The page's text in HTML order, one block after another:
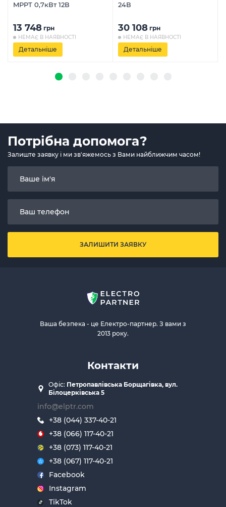
MPPT 0,7кВт 12В
13 748 грн
НЕМАЄ В НАЯВНОСТІ
Детальніше
24В
30 108 грн
НЕМАЄ В НАЯВНОСТІ
Детальніше
Потрібна допомога?
Залиште заявку і ми зв'яжемось з Вами найближчим часом!
ЗАЛИШИТИ ЗАЯВКУ
Ваша безпека - це Електро-партнер. З вами з
2013 року.
Контакти
Офіс: Петропавлівська Борщагівка, вул.
Білоцерківська 5
info@elptr.com
+38 (044) 337-40-21
+38 (066) 117-40-21
+38 (073) 117-40-21
+38 (067) 117-40-21
Facebook
Instagram
TikTok